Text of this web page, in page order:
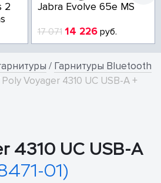
2
Jabra Evolve 65e MS
17 071 14 226руб.
/ Гарнитуры Bluetooth
Poly Voyager 4310 UC USB-A +
4310 UC USB-A
01)